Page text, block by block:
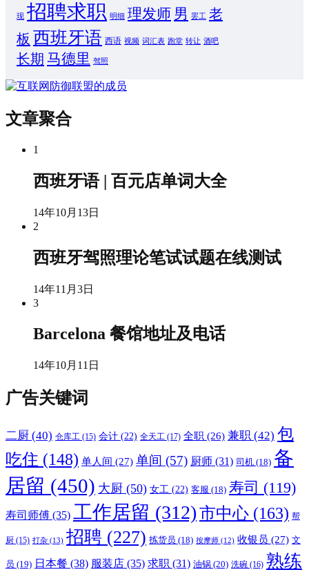
现 招聘求职 明细 理发师 男 罢工 老
板 西班牙语 西语 视频 词汇表 跑堂 转让 酒吧
长期 马德里 驾照
文章聚合
1
西班牙语 | 百元店单词大全
14年10月13日
2
西班牙驾照理论笔试试题在线测试
14年11月3日
3
Barcelona 餐馆地址及电话
14年10月11日
广告关键词
二厨 (40) 仓库工 (15) 会计 (22) 全天工 (17) 全职 (26) 兼职 (42) 包
吃住 (148) 单人间 (27) 单间 (57) 厨师 (31) 司机 (18) 备
居留 (450) 大厨 (50) 女工 (22) 客服 (18) 寿司 (119)
寿司师傅 (35) 工作居留 (312)市中心 (163) 帮
厨 (15) 打杂 (13) 招聘 (227) 拣货员 (18) 按摩师 (12) 收银员 (27) 文
员 (19) 日本餐 (38) 服装店 (35) 求职 (31) 油锅 (20) 洗碗 (16) 熟练